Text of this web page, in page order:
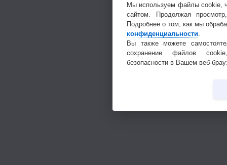
Мы используем файлы cookie,
сайтом. Продолжая
Подробнее о том, как мы
конфиденциальности
Вы также можете
сохранение файлов
безопасности в Вашем веб-